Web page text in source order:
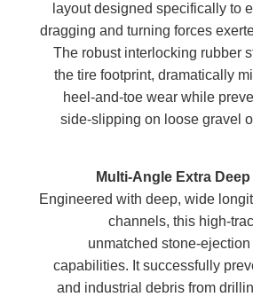
layout designed specifically to
dragging and turning forces
The robust interlocking rubber
the tire footprint, dramatically
heel-and-toe wear while
side-slipping on loose gravel
Engineered with deep, wide
channels, this high-
unmatched stone-
capabilities. It successfully
and industrial debris from